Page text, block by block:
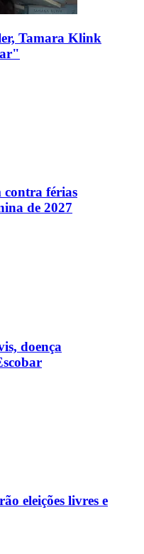
Tamara Klink
contra férias
de 2027
doença
eleições livres e